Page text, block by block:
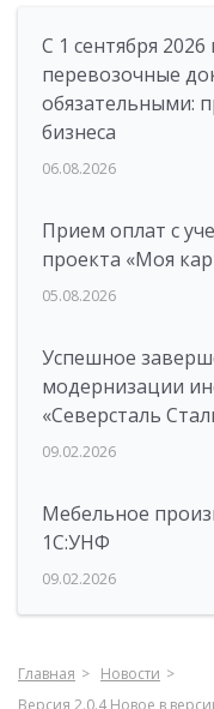
С 1 сентября
перевозочные
обязательными:
бизнеса
06.08.2026
Прием оплат с
проекта «Моя
05.08.2026
Успешное
модернизации
«Северсталь
09.02.2026
Мебельное
1С:УНФ
09.02.2026
Главная
Новости
Версия 2.0.4 Новое в